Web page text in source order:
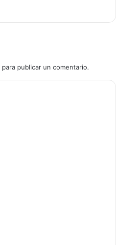
para publicar un comentario.